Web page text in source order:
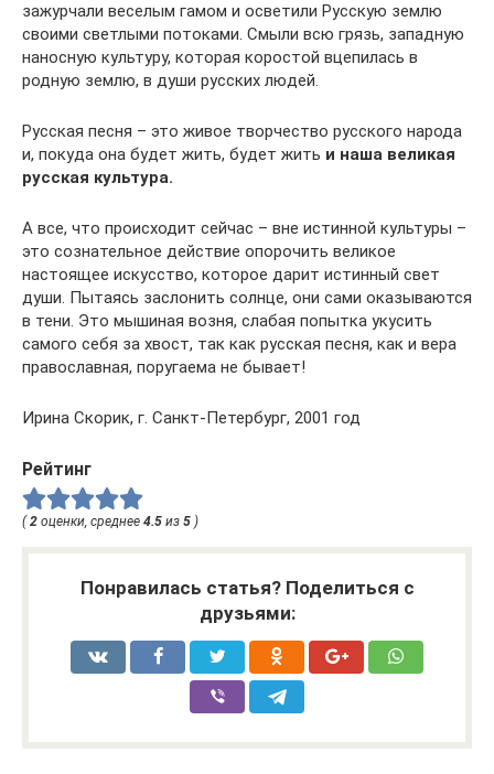
зажурчали веселым гамом и осветили Русскую землю
своими светлыми потоками. Смыли всю грязь, западную
наносную культуру, которая коростой вцепилась в
родную землю, в души русских людей.
Русская песня – это живое творчество русского народа
и, покуда она будет жить, будет жить и наша великая
русская культура.
А все, что происходит сейчас – вне истинной культуры –
это сознательное действие опорочить великое
настоящее искусство, которое дарит истинный свет
души. Пытаясь заслонить солнце, они сами оказываются
в тени. Это мышиная возня, слабая попытка укусить
самого себя за хвост, так как русская песня, как и вера
православная, поругаема не бывает!
Ирина Скорик, г. Санкт-Петербург, 2001 год
Рейтинг
( 2 оценки, среднее 4.5 из 5 )
Понравилась статья? Поделиться с
друзьями: